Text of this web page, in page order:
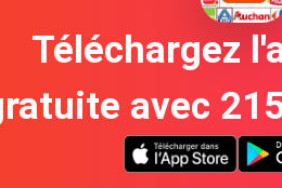
Téléchargez
avec